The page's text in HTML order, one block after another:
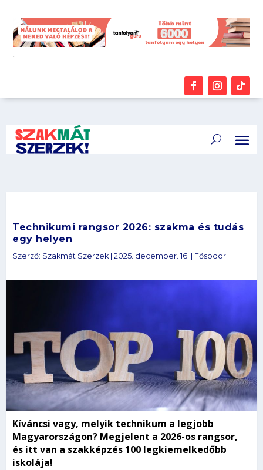
.
Technikumi rangsor 2026: szakma és tudás
egy helyen
Szerző: Szakmát Szerzek|2025. december. 16. Fősodor
Kíváncsi vagy, melyik technikum a legjobb
Magyarországon? Megjelent a 2026-os rangsor,
és itt van a szakképzés 100 legkiemelkedőbb
iskolája!